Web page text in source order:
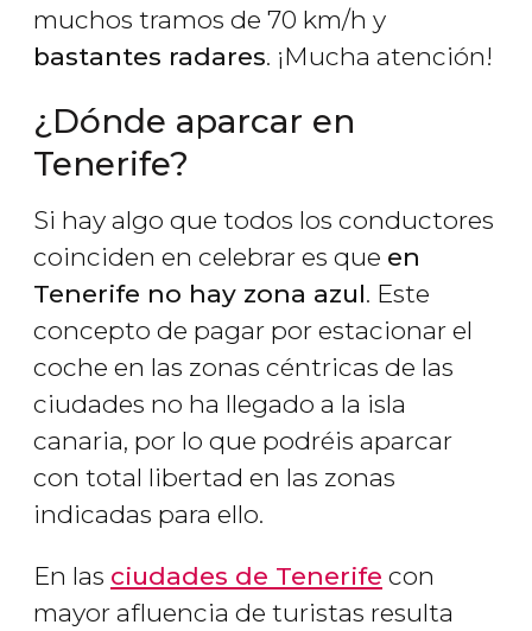
muchos tramos de 70 km/h y
bastantes radares. ¡Mucha atención!
¿Dónde aparcar en
Tenerife?
Si hay algo que todos los conductores
coinciden en celebrar es que en
Tenerife no hay zona azul. Este
concepto de pagar por estacionar el
coche en las zonas céntricas de las
ciudades no ha llegado a la isla
canaria, por lo que podréis aparcar
con total libertad en las zonas
indicadas para ello.
En las ciudades de Tenerife con
mayor afluencia de turistas resulta